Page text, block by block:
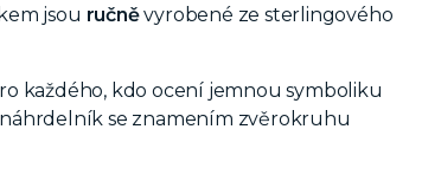
jsou ručněvyrobené ze sterlingového
každého, kdo ocení jemnou symboliku
se znamením zvěrokruhu